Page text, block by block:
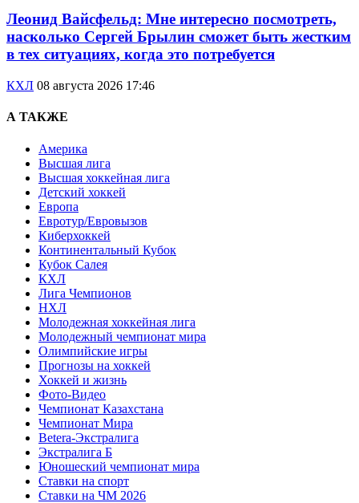
Леонид Вайсфельд: Мне интересно посмотреть,
насколько Сергей Брылин сможет быть жестким
в тех ситуациях, когда это потребуется
КХЛ 08 августа 2026 17:46
А ТАКЖЕ
Америка
Высшая лига
Высшая хоккейная лига
Детский хоккей
Европа
Евротур/Евровызов
Киберхоккей
Континентальный Кубок
Кубок Салея
КХЛ
Лига Чемпионов
НХЛ
Молодежная хоккейная лига
Молодежный чемпионат мира
Олимпийские игры
Прогнозы на хоккей
Хоккей и жизнь
Фото-Видео
Чемпионат Казахстана
Чемпионат Мира
Betera-Экстралига
Экстралига Б
Юношеский чемпионат мира
Ставки на спорт
Ставки на ЧМ 2026